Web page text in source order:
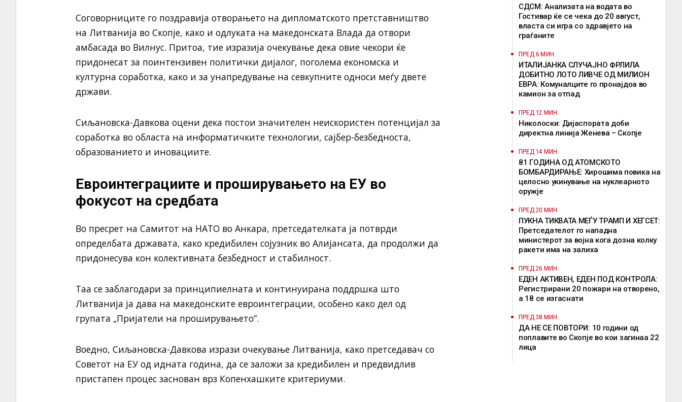
Соговорниците го поздравија отворањето на дипломатското претставништво
на Литванија во Скопје, како и одлуката на македонската Влада да отвори
амбасада во Вилнус. Притоа, тие изразија очекување дека овие чекори ќе
придонесат за поинтензивен политички дијалог, поголема економска и
културна соработка, како и за унапредување на севкупните односи меѓу двете
држави.
Сиљановска-Давкова оцени дека постои значителен неискористен потенцијал за
соработка во областа на информатичките технологии, сајбер-безбедноста,
образованието и иновациите.
Евроинтеграциите и проширувањето на ЕУ во
фокусот на средбата
Во пресрет на Самитот на НАТО во Анкара, претседателката ја потврди
определбата државата, како кредибилен сојузник во Алијансата, да продолжи да
придонесува кон колективната безбедност и стабилност.
Таа се заблагодари за принципиелната и континуирана поддршка што
Литванија ја дава на македонските евроинтеграции, особено како дел од
групата „Пријатели на проширувањето“.
Воедно, Сиљановска-Давкова изрази очекување Литванија, како претседавач со
Советот на ЕУ од идната година, да се заложи за кредибилен и предвидлив
пристапен процес заснован врз Копенхашките критериуми.
СДСМ: Анализата на водата во
Гостивар ќе се чека до 20 август,
власта си игра со здравјето на
граѓаните
ПРЕД 6 МИН.
ИТАЛИЈАНКА СЛУЧАЈНО ФРЛИЛА
ДОБИТНО ЛОТО ЛИВЧЕ ОД МИЛИОН
ЕВРА: Комуналците го пронајдоа во
камион за отпад
ПРЕД 12 МИН.
Николоски: Дијаспората доби
директна линија Женева – Скопје
ПРЕД 14 МИН.
81 ГОДИНА ОД АТОМСКОТО
БОМБАРДИРАЊЕ: Хирошима повика на
целосно укинување на нуклеарното
оружје
ПРЕД 20 МИН.
ПУКНА ТИКВАТА МЕЃУ ТРАМП И ХЕГСЕТ:
Претседателот го нападна
министерот за војна кога дозна колку
ракети има на залиха
ПРЕД 26 МИН.
ЕДЕН АКТИВЕН, ЕДЕН ПОД КОНТРОЛА:
Регистрирани 20 пожари на отворено,
a 18 се изгаснати
ПРЕД 38 МИН.
ДА НЕ СЕ ПОВТОРИ: 10 години од
поплавите во Скопје во кои загинаа 22
лица